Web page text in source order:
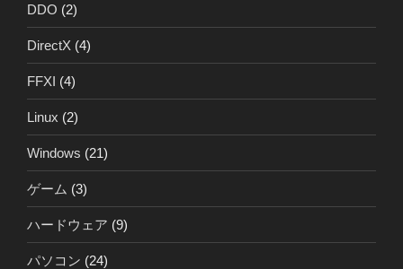
DDO (2)
DirectX (4)
FFXI (4)
Linux (2)
Windows (21)
ゲーム (3)
ハードウェア (9)
パソコン (24)